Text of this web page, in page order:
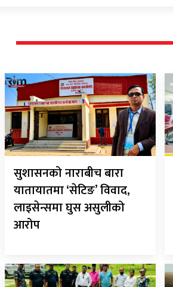
सुशासनको नाराबीच बारा
यातायातमा ‘सेटिङ’ विवाद,
लाइसेन्समा घुस असुलीको
आरोप